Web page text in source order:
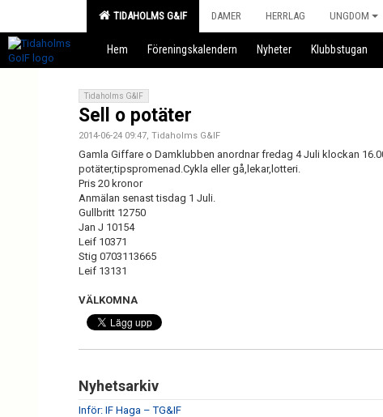
TIDAHOLMS G&IF DAMER HERRLAG UNGDOM
Hem Föreningskalendern Nyheter Klubbstugan
Tidaholms G&IF
Sell o potäter
2014-06-24 09:47, Tidaholms G&IF
Gamla Giffare o Damklubben anordnar fredag 4 Juli klockan
potäter,tipspromenad.Cykla eller gå,lekar,lotteri.
Pris 20 kronor
Anmälan senast tisdag 1 Juli.
Gullbritt 12750
Jan J 10154
Leif 10371
Stig 0703113665
Leif 13131
VÄLKOMNA
Nyhetsarkiv
Inför: IF Haga – TG&IF